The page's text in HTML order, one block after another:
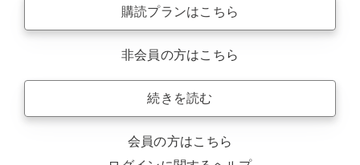
購読プランはこちら
非会員の方はこちら
続きを読む
会員の方はこちら